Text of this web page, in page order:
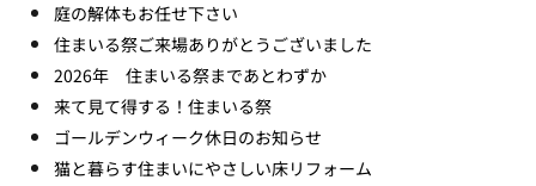
庭の解体もお任せ下さい
住まいる祭ご来場ありがとうございました
2026年 住まいる祭まであとわずか
来て見て得する！住まいる祭
ゴールデンウィーク休日のお知らせ
猫と暮らす住まいにやさしい床リフォーム